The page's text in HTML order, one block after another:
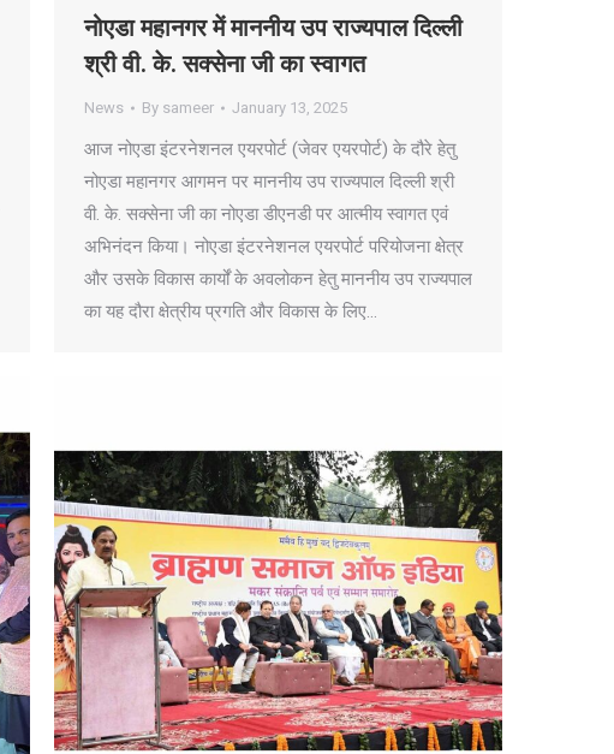
नोएडा महानगर में माननीय उप राज्यपाल दिल्ली
श्री वी. के. सक्सेना जी का स्वागत
News By sameer January 13, 2025
आज नोएडा इंटरनेशनल एयरपोर्ट (जेवर एयरपोर्ट) के दौरे हेतु
नोएडा महानगर आगमन पर माननीय उप राज्यपाल दिल्ली श्री
वी. के. सक्सेना जी का नोएडा डीएनडी पर आत्मीय स्वागत एवं
अभिनंदन किया। नोएडा इंटरनेशनल एयरपोर्ट परियोजना क्षेत्र
और उसके विकास कार्यों के अवलोकन हेतु माननीय उप राज्यपाल
का यह दौरा क्षेत्रीय प्रगति और विकास के लिए…